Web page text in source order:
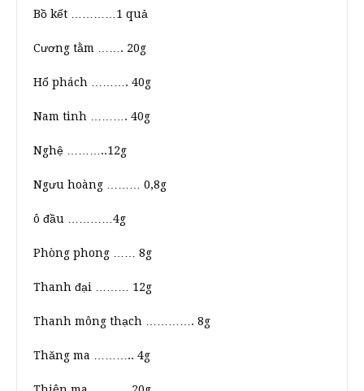
Bồ kết …………1 quả
Cương tằm ……. 20g
Hổ phách ………. 40g
Nam tinh ………. 40g
Nghệ ………..12g
Ngưu hoàng ……… 0,8g
ô đầu …………4g
Phòng phong …… 8g
Thanh đại ……… 12g
Thanh mông thạch …………. 8g
Thăng ma ……….. 4g